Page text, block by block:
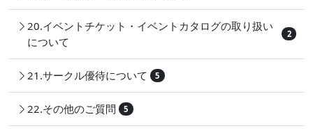
20.イベントチケット・イベントカタログの取り扱い
について
2
21.サークル優待について 5
22.その他のご質問 5